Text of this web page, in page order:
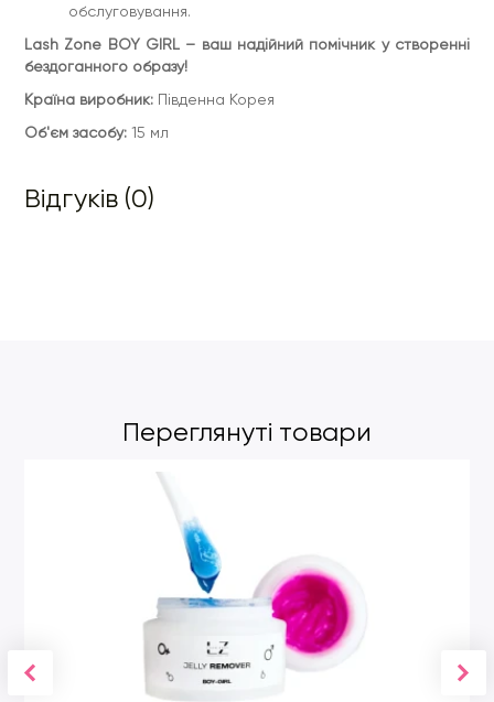
обслуговування.
Lash Zone BOY GIRL – ваш надійний помічник у створенні
бездоганного образу!
Країна виробник: Південна Корея
Об'єм засобу: 15 мл
Відгуків (0)
Переглянуті товари